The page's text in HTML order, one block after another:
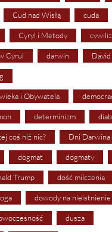
Cud nad Wisłą cuda
Cyryl i Metody
Cyrul darwin
i Obywatela
determinizm
coś niż nic? Dni Darwina
dogmat dogmaty
Trump dość milczenia
dowody na nieistnienie
dusza